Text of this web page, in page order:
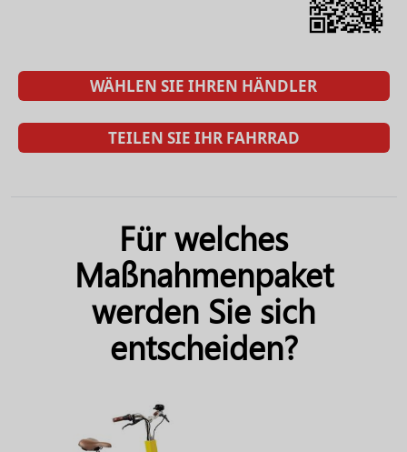
WÄHLEN SIE IHREN HÄNDLER
TEILEN SIE IHR FAHRRAD
Für welches
Maßnahmenpaket
werden Sie sich
entscheiden?